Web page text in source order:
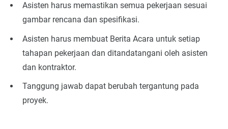
Asisten harus memastikan semua pekerjaan sesuai
gambar rencana dan spesifikasi.
Asisten harus membuat Berita Acara untuk setiap
tahapan pekerjaan dan ditandatangani oleh asisten
dan kontraktor.
Tanggung jawab dapat berubah tergantung pada
proyek.